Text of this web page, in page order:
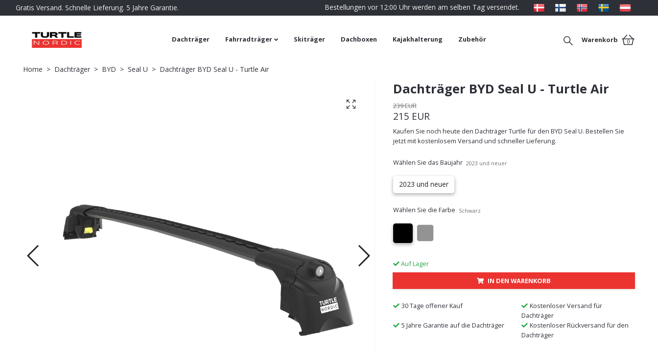
Gratis Versand. Schnelle Lieferung. 5 Jahre Garantie. Bestellungen vor 12:00 Uhr werden am selben Tag versendet.
Dachträger Fahrradträger Skiträger Dachboxen Kajakhalterung Zubehör Warenkorb 0
Home Dachträger BYD Seal U Dachträger BYD Seal U - Turtle Air
Dachträger BYD Seal U - Turtle Air
239 EUR
215 EUR
Kaufen Sie noch heute den Dachträger Turtle für den BYD Seal U. Bestellen Sie
jetzt mit kostenlosem Versand und schneller Lieferung.
Wählen Sie das Baujahr 2023 und neuer
2023 und neuer
Wählen Sie die Farbe Schwarz
Auf Lager
IN DEN WARENKORB
30 Tage offener Kauf
Kostenloser Versand für
Dachträger
5 Jahre Garantie auf die Dachträger
Kostenloser Rückversand für den
Dachträger